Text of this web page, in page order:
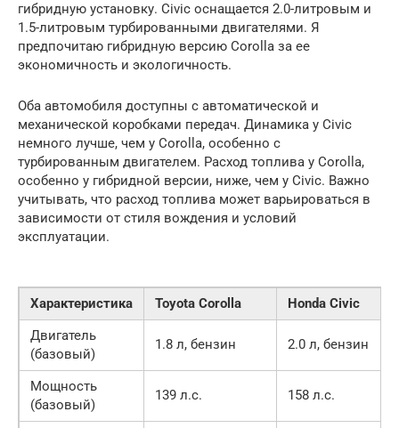
гибридную установку. Civic оснащается 2.0-литровым и
1.5-литровым турбированными двигателями. Я
предпочитаю гибридную версию Corolla за ее
экономичность и экологичность.
Оба автомобиля доступны с автоматической и
механической коробками передач. Динамика у Civic
немного лучше, чем у Corolla, особенно с
турбированным двигателем. Расход топлива у Corolla,
особенно у гибридной версии, ниже, чем у Civic. Важно
учитывать, что расход топлива может варьироваться в
зависимости от стиля вождения и условий
эксплуатации.
Характеристика Toyota Corolla
Honda Civic
Двигатель
(базовый)
1.8 л, бензин 2.0 л, бензин
Мощность
(базовый)
139 л.с. 158 л.с.